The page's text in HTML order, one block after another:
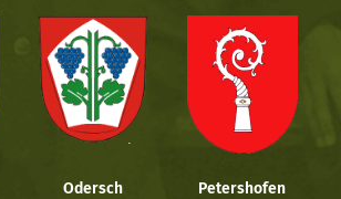
Odersch Petershofen